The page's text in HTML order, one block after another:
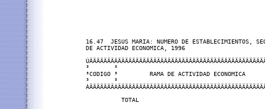
16.47  JESUS MARIA: NUMERO DE ESTABLECIMIENTOS,
DE ACTIVIDAD ECONOMICA, 1996
³       ³
³CODIGO ³         RAMA DE ACTIVIDAD
³       ³
TOTAL